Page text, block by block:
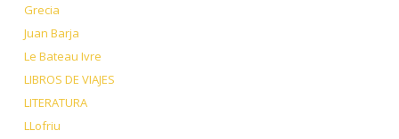
Grecia
Juan Barja
Le Bateau Ivre
LIBROS DE VIAJES
LITERATURA
LLofriu